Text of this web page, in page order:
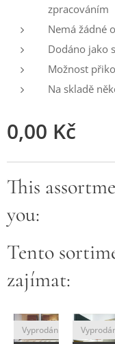
zpracováním
Nemá žádné
Dodáno jako
Možnost
Na skladě
0,00 Kč
This
you:
Tento
zajímat:
Vyprodáno